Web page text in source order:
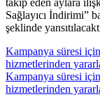
takip eden aylara
Sağlayıcı İndirimi”
şeklinde
Kampanya süresi
hizmetlerinden
Kampanya süresi
hizmetlerinden